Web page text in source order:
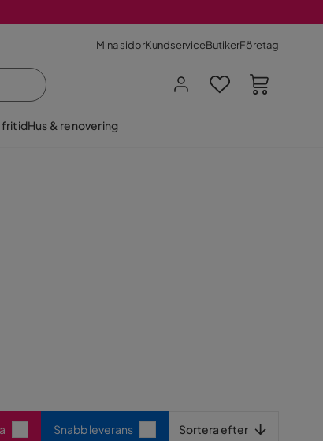
Mina sidorKundserviceButikerFöretag
fritidHus & renovering
Snabb leverans Sortera efter